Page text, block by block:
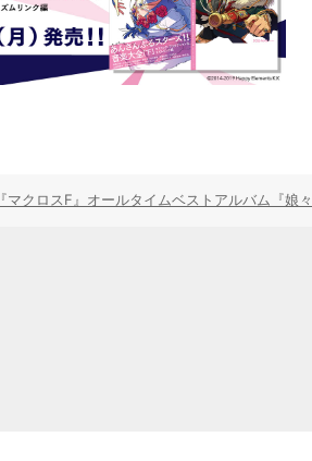
『マクロスF』オールタイムベストアルバム『